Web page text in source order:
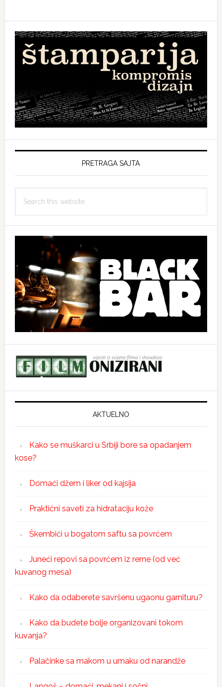
PRETRAGA SAJTA
this
AKTUELNO
Kako se muškarci u Srbiji bore sa opadanjem
kose?
Domaći džem i liker od kajsija
Praktični saveti za hidrataciju kože
Škembići u bogatom saftu sa povrćem
Juneći repovi sa povrćem iz rerne (od već
kuvanog mesa)
Kako da odaberete savršenu ugaonu garnituru?
Kako da budete bolje organizovani tokom
kuvanja?
Palačinke sa makom u umaku od narandže